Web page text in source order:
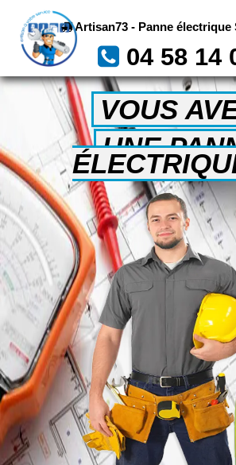
Artisan73 - Panne électrique
04 58 14
VOUS
UNE